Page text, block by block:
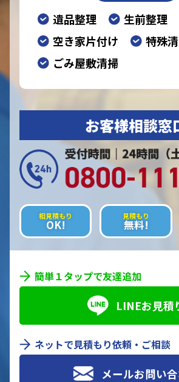
遺品整理
生前整理
空き家片付け
特殊
ごみ屋敷清掃
お客様相談窓
相見積もり
OK!
見積もり
無料!
簡単１タップで友達追加
LINEお見積
ネットで見積もり依頼・ご相談
メールお問い